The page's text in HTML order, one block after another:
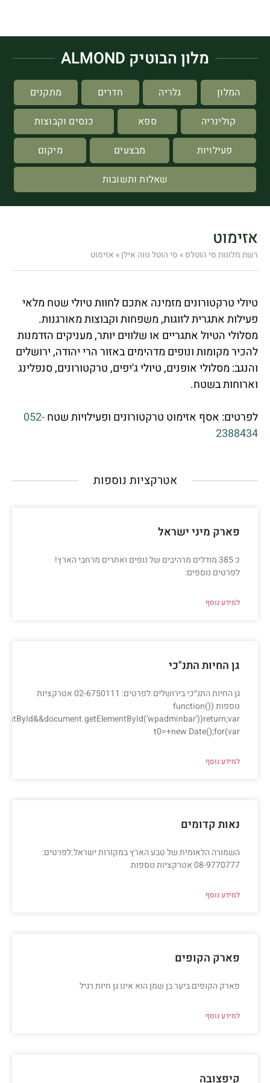
מלון הבוטיק ALMOND
המלון גלריה חדרים
מתקנים
קולינריה
ספא
כנסים וקבוצות
פעילויות
מבצעים
מיקום
שאלות ותשובות
אזימוט
רשת מלונות סי הוטלס » סי הוטל נווה אילן» אזימוט
טיולי טרקטורונים מזמינה אתכם לחוות טיולי שטח מלאי
פעילות אתגרית לזוגות, משפחות וקבוצות מאורגנות.
מסלולי הטיול אתגריים או שלווים יותר, מעניקים הזדמנות
להכיר מקומות ונופים מדהימים באזור הרי יהודה, ירושלים
והנגב: מסלולי אופנים, טיולי ג'יפים, טרקטורונים, סנפלינג
וארוחות בשטח.
לפרטים: אסף אזימוט טרקטורונים ופעילויות שטח052-
2388434
אטרקציות נוספות
פארק מיני ישראל
כ 385 מודלים מרהיבים של נופים ואתרים מרחבי הארץ!
לפרטים נוספים:
למידע נוסף
גן החיות התנ"כי
גן החיות התנ״כי בירושלים.לפרטים: 02-6750111 אטרקציות
נוספות (function()
t0=+new Date();for(var
למידע נוסף
נאות קדומים
השמורה הלאומית של טבע הארץ במקורות ישראל.לפרטים:
08-9770777 אטרקציות נוספות
למידע נוסף
פארק הקופים
פארק הקופים ביער בן שמן הוא אינו גן חיות רגיל
למידע נוסף
קיפצובה